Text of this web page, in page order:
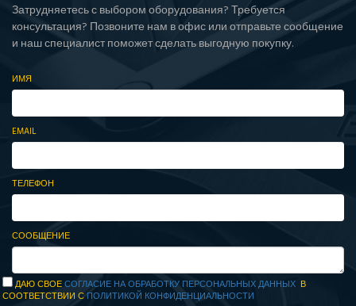
Затрудняетесь с выбором оборудования? Требуется
консультация? Позвоните нам в офис или отправьте сообщение
и наш специалист поможет сделать выгодную покупку.
ИМЯ
EMAIL
ТЕЛЕФОН
СООБЩЕНИЕ
ДАЮ СВОЕСОГЛАСИЕ НА ОБРАБОТКУ ПЕРСОНАЛЬНЫХ ДАННЫХ В
СООТВЕТСТВИИ СПОЛИТИКОЙ КОНФИДЕНЦИАЛЬНОСТИ